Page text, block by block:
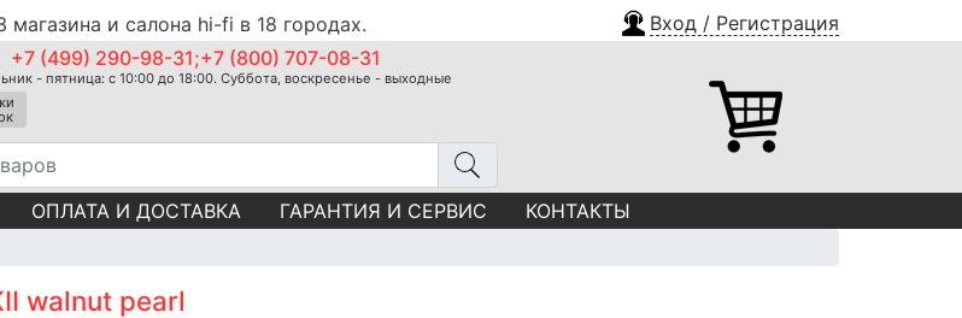
магазина и салона hi-fi в 18 городах. Вход / Регистрация
+7 (499) 290-98-31;+7 (800) 707-08-31
- пятница: с 10:00 до 18:00. Суббота, воскресенье - выходные
ОПЛАТА И ДОСТАВКА ГАРАНТИЯ И СЕРВИС КОНТАКТЫ
walnut pearl